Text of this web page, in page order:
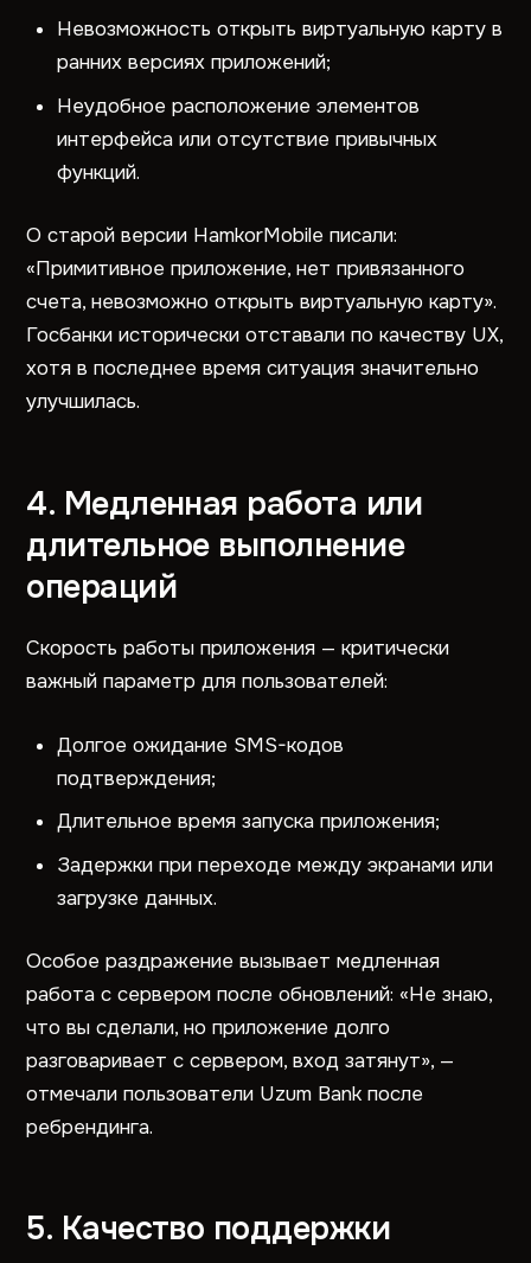
Невозможность открыть виртуальную карту в
ранних версиях приложений;
Неудобное расположение элементов
интерфейса или отсутствие привычных
функций.
О старой версии HamkorMobile писали:
«Примитивное приложение, нет привязанного
счета, невозможно открыть виртуальную карту».
Госбанки исторически отставали по качеству UX,
хотя в последнее время ситуация значительно
улучшилась.
4. Медленная работа или
длительное выполнение
операций
Скорость работы приложения — критически
важный параметр для пользователей:
Долгое ожидание SMS-кодов
подтверждения;
Длительное время запуска приложения;
Задержки при переходе между экранами или
загрузке данных.
Особое раздражение вызывает медленная
работа с сервером после обновлений: «Не знаю,
что вы сделали, но приложение долго
разговаривает с сервером, вход затянут», —
отмечали пользователи Uzum Bank после
ребрендинга.
5. Качество поддержки